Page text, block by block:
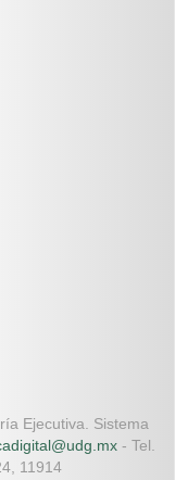
Ejecutiva. Sistema
- Tel.
11914